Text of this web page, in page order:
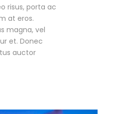
risus, porta ac
at eros.
magna, vel
et. Donec
auctor